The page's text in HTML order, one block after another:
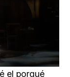
el porqué